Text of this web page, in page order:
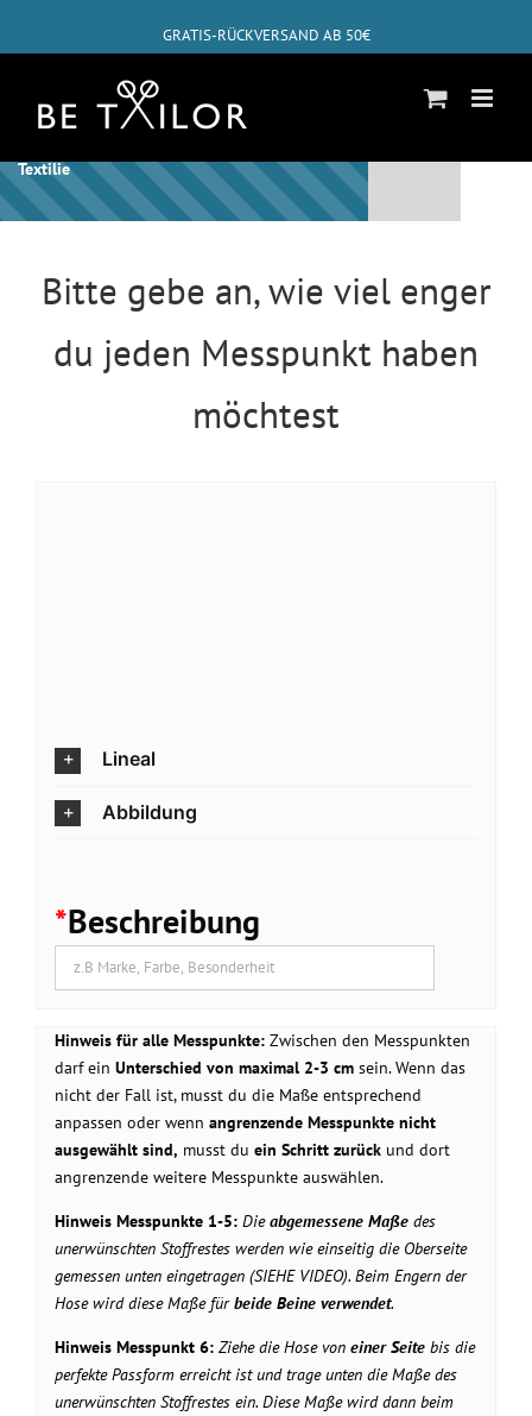
GRATIS-RÜCKVERSAND AB 50€
✓ ABHOLUNG BEI DIR ZUHAUSE MÖGLICH
Textilie
Bitte gebe an, wie viel enger
du jeden Messpunkt haben
möchtest
Lineal
Abbildung
*Beschreibung
Hinweis für alle Messpunkte: Zwischen den Messpunkten
darf ein Unterschied von maximal 2-3 cm sein. Wenn das
nicht der Fall ist, musst du die Maße entsprechend
anpassen oder wenn angrenzende Messpunkte nicht
ausgewählt sind, musst du ein Schritt zurück und dort
angrenzende weitere Messpunkte auswählen.
Hinweis Messpunkte 1-5: Dieabgemessene Maße des
unerwünschten Stoffrestes werden wie einseitig die Oberseite
gemessen unten eingetragen (SIEHE VIDEO). Beim Engern der
Hose wird diese Maße fürbeide Beine verwendet.
Hinweis Messpunkt 6: Ziehe die Hose von einer Seite bis die
perfekte Passform erreicht ist und trage unten die Maße des
unerwünschten Stoffrestes ein. Diese Maße wird dann beim